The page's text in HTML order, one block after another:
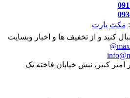
مکث پارت
کنید و از تخفیف ها و اخبار وبسایت
امیر کبیر، نبش خیابان فاخته یک